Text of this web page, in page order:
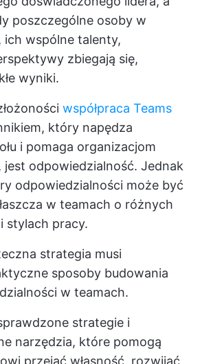
poszczególne osoby w
ich wspólne talenty,
zbiegają się,
wyniki.
współpraca Teams
który napędza
i pomaga organizacjom
jest odpowiedzialność. Jednak
odpowiedzialności może być
w teamach o różnych
stylach pracy.
strategia musi
sposoby budowania
w teamach.
strategie i
narzędzia, które pomogą
przejąć własność, rozwijać